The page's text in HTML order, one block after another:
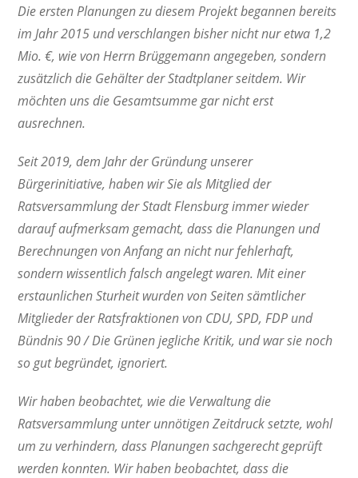
Die ersten Planungen zu diesem Projekt begannen bereits
im Jahr 2015 und verschlangen bisher nicht nur etwa 1,2
Mio. €, wie von Herrn Brüggemann angegeben, sondern
zusätzlich die Gehälter der Stadtplaner seitdem. Wir
möchten uns die Gesamtsumme gar nicht erst
ausrechnen.
Seit 2019, dem Jahr der Gründung unserer
Bürgerinitiative, haben wir Sie als Mitglied der
Ratsversammlung der Stadt Flensburg immer wieder
darauf aufmerksam gemacht, dass die Planungen und
Berechnungen von Anfang an nicht nur fehlerhaft,
sondern wissentlich falsch angelegt waren. Mit einer
erstaunlichen Sturheit wurden von Seiten sämtlicher
Mitglieder der Ratsfraktionen von CDU, SPD, FDP und
Bündnis 90 / Die Grünen jegliche Kritik, und war sie noch
so gut begründet, ignoriert.
Wir haben beobachtet, wie die Verwaltung die
Ratsversammlung unter unnötigen Zeitdruck setzte, wohl
um zu verhindern, dass Planungen sachgerecht geprüft
werden konnten. Wir haben beobachtet, dass die